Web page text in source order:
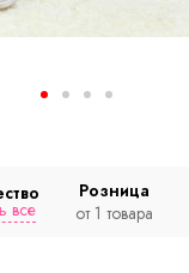
все
Розница
от 1 товара